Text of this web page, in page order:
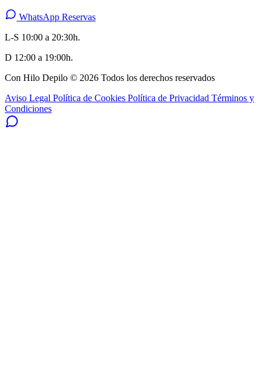
WhatsApp Reservas
L-S 10:00 a 20:30h.
D 12:00 a 19:00h.
Con Hilo Depilo © 2026 Todos los derechos reservados
Aviso Legal Política de Cookies Política de Privacidad Términos y
Condiciones